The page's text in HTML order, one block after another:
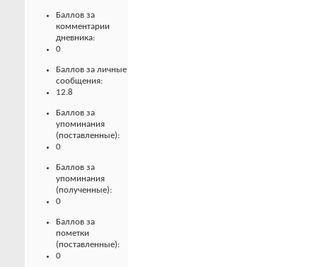
Баллов за
комментарии
дневника:
0
Баллов за личные
сообщения:
12.8
Баллов за
упоминания
(поставленные):
0
Баллов за
упоминания
(полученные):
0
Баллов за
пометки
(поставленные):
0